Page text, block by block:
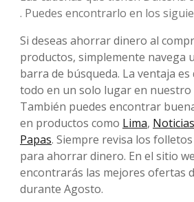
. Puedes encontrarlo en los
Si deseas ahorrar dinero al
productos, simplemente navega
barra de búsqueda. La ventaja
todo en un solo lugar en nuestro
También puedes encontrar
en productos como Lima, Noticias
Papas. Siempre revisa los
para ahorrar dinero. En el sitio
encontrarás las mejores ofertas
durante Agosto.